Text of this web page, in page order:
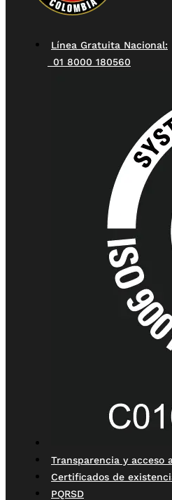
Línea Gratuita Nacional:
01 8000 180560
Transparencia y acceso
Certificados de
PQRSD